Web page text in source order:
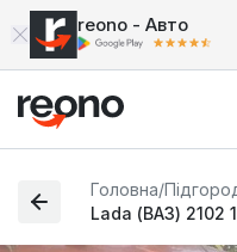
reono - Авто
Головна/
Lada (ВАЗ) 2102